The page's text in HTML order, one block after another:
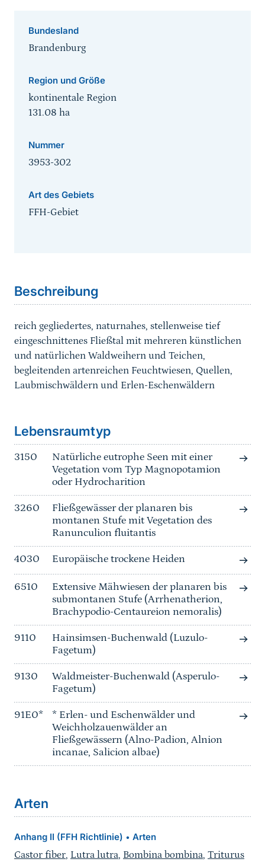
Bundesland
Brandenburg
Region und Größe
kontinentale Region
131.08 ha
Nummer
3953-302
Art des Gebiets
FFH-Gebiet
Beschreibung
reich gegliedertes, naturnahes, stellenweise tief
eingeschnittenes Fließtal mit mehreren künstlichen
und natürlichen Waldweihern und Teichen,
begleitenden artenreichen Feuchtwiesen, Quellen,
Laubmischwäldern und Erlen-Eschenwäldern
Lebensraumtyp
3150
Natürliche eutrophe Seen mit einer
Vegetation vom Typ Magnopotamion
oder Hydrocharition
3260
Fließgewässer der planaren bis
montanen Stufe mit Vegetation des
Ranunculion fluitantis
4030 Europäische trockene Heiden
6510
Extensive Mähwiesen der planaren bis
submontanen Stufe (Arrhenatherion,
Brachypodio-Centaureion nemoralis)
9110
Hainsimsen-Buchenwald (Luzulo-
Fagetum)
9130
Waldmeister-Buchenwald (Asperulo-
Fagetum)
91E0*
* Erlen- und Eschenwälder und
Weichholzauenwälder an
Fließgewässern (Alno-Padion, Alnion
incanae, Salicion albae)
Arten
Anhang II (FFH Richtlinie) • Arten
Castor fiber, Lutra lutra, Bombina bombina, Triturus